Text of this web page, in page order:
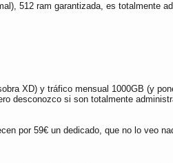
512 ram garantizada, es totalmente
XD) y tráfico mensual 1000GB (y
desconozco si son totalmente
por 59€ un dedicado, que no lo veo